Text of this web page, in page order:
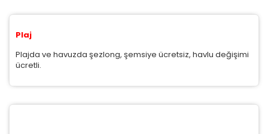
Oturum yönetimi, güvenlik ve temel site işlevleri için
gereklidir. Bu çerezler olmadan site düzgün çalışmaz
Plaj
Plajda ve havuzda şezlong, şemsiye ücretsiz, havlu değişimi
ücretli.